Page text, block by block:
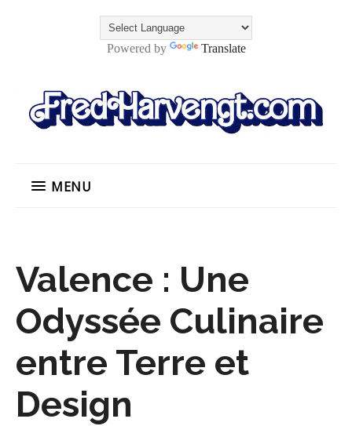
Powered by Translate
MENU
Valence : Une
Odyssée Culinaire
entre Terre et
Design